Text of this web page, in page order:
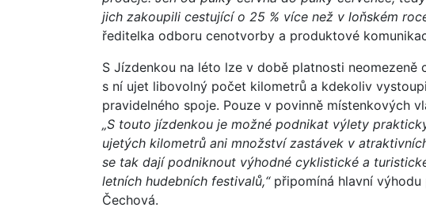
jich zakoupili cestující o 25 % více než v loňském
ředitelka odboru cenotvorby a produktové
S Jízdenkou na léto lze v době platnosti
s ní ujet libovolný počet kilometrů a kdekoliv
pravidelného spoje. Pouze v povinně místenkových
„S touto jízdenkou je možné podnikat výlety
ujetých kilometrů ani množství zastávek v
se tak dají podniknout výhodné cyklistické a
letních hudebních festivalů,“připomíná hlavní výhodu
Čechová.